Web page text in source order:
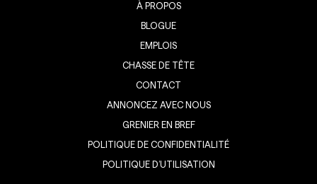
À PROPOS
BLOGUE
EMPLOIS
CHASSE DE TÊTE
CONTACT
ANNONCEZ AVEC NOUS
GRENIER EN BREF
POLITIQUE DE CONFIDENTIALITÉ
POLITIQUE D’UTILISATION